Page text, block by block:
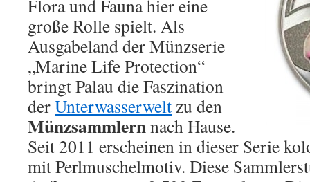
Flora und Fauna hier eine
große Rolle spielt. Als
Ausgabeland der Münzserie
„Marine Life Protection“
bringt Palau die Faszination
derUnterwasserweltzu den
Münzsammlernnach Hause.
Seit 2011 erscheinen in dieser Serie
mit Perlmuschelmotiv. Diese